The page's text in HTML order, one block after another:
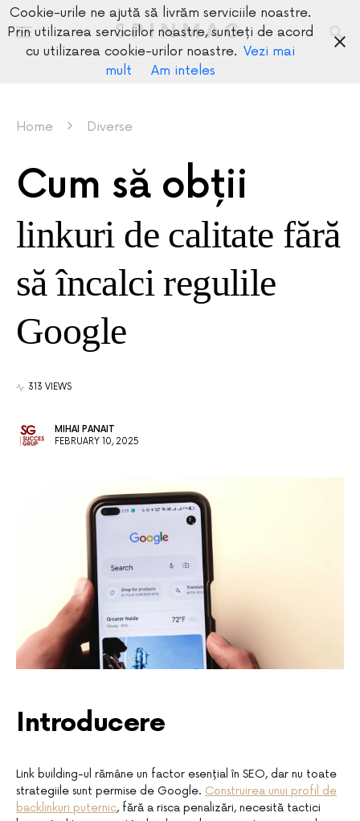
SPINMAG
Home Diverse
Cum să obții
linkuri de calitate fără
să încalci regulile
Google
313 VIEWS
MIHAI PANAIT
FEBRUARY 10, 2025
Introducere
Link building-ul rămâne un factor esențial în SEO, dar nu toate
strategiile sunt permise de Google. Construirea unui profil de
backlinkuri puternic, fără a risca penalizări, necesită tactici
Cookie-urile ne ajută să livrăm serviciile noastre.
Prin utilizarea serviciilor noastre, sunteți de acord
cu utilizarea cookie-urilor noastre. Vezi mai
mult
Am inteles